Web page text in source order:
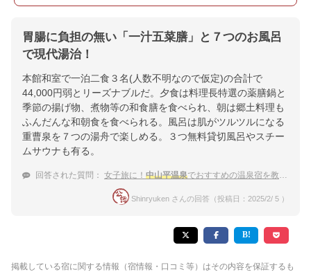
胃腸に負担の無い「一汁五菜膳」と７つのお風呂
で現代湯治！
本館和室で一泊二食３名(人数不明なので仮定)の合計で
44,000円弱とリーズナブルだ。夕食は料理長特選の薬膳鍋と
季節の揚げ物、煮物等の和食膳を食べられ、朝は郷土料理も
ふんだんな和朝食を食べられる。風呂は肌がツルツルになる
重曹泉を７つの湯舟で楽しめる。３つ無料貸切風呂やスチー
ムサウナも有る。
回答された質問： 女子旅に！ 中山平温泉でおすすめの温泉宿を教えてほしいです
Shinryuken さんの回答（投稿日：2025/2/ 5 ）
掲載している宿に関する情報（宿情報・口コミ等）はその内容を保証するも